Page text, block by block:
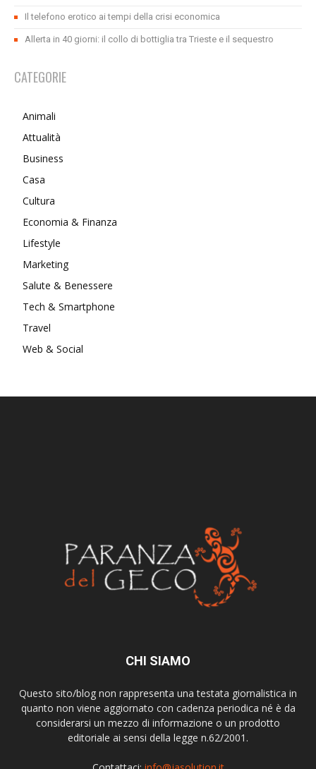
Il telefono erotico ai tempi della crisi economica
Allerta in 40 giorni: il collo di bottiglia tra Trieste e il sequestro
CATEGORIE
Animali
Attualità
Business
Casa
Cultura
Economia & Finanza
Lifestyle
Marketing
Salute & Benessere
Tech & Smartphone
Travel
Web & Social
CHI SIAMO
Questo sito/blog non rappresenta una testata giornalistica in
quanto non viene aggiornato con cadenza periodica né è da
considerarsi un mezzo di informazione o un prodotto
editoriale ai sensi della legge n.62/2001.